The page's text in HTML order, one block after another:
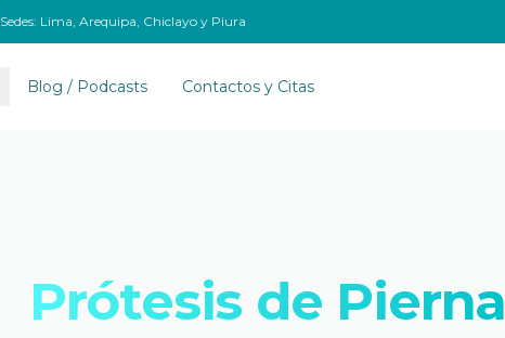
Sedes: Lima, Arequipa, Chiclayo y Piura
Blog / Podcasts Contactos y Citas
Prótesis de Pierna